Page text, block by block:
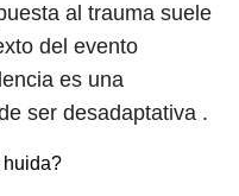
al trauma suele
del evento
es una
ser desadaptativa .
huida?